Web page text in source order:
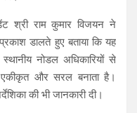
श्री राम कुमार विजयन ने
डालते हुए बताया कि यह
नोडल अधिकारियों से
एकीकृत और सरल बनाता है।
की भी जानकारी दी।